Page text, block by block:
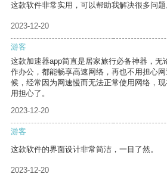
这款软件非常实用，可以帮助我解决很多问题
2023-12-20
游客
这款加速器app简直是居家旅行必备神器，无
作办公，都能畅享高速网络，再也不用担心
候，经常因为网速慢而无法正常使用网络，
用担心了。
2023-12-20
游客
这款软件的界面设计非常简洁，一目了然。
2023-12-20